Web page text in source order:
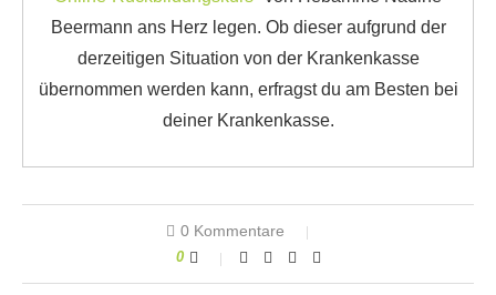
Beermann ans Herz legen. Ob dieser aufgrund der
derzeitigen Situation von der Krankenkasse
übernommen werden kann, erfragst du am Besten bei
deiner Krankenkasse.
0 Kommentare
0